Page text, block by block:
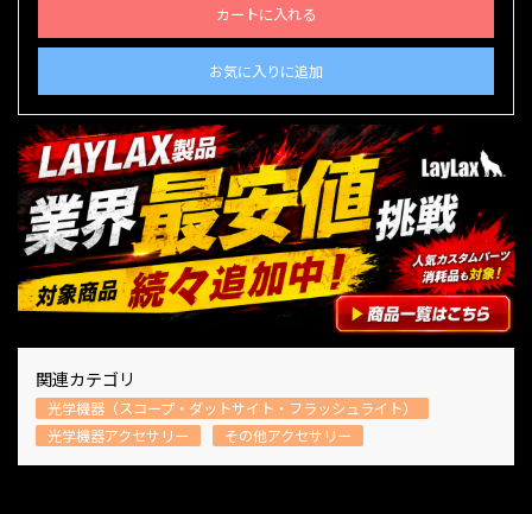
カートに入れる
お気に入りに追加
関連カテゴリ
光学機器（スコープ・ダットサイト・フラッシュライト）
光学機器アクセサリー
その他アクセサリー